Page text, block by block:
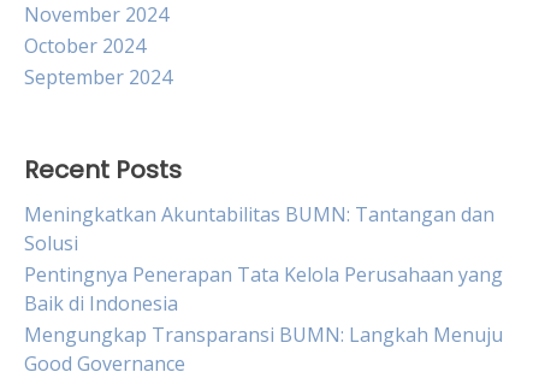
November 2024
October 2024
September 2024
Recent Posts
Meningkatkan Akuntabilitas BUMN: Tantangan dan
Solusi
Pentingnya Penerapan Tata Kelola Perusahaan yang
Baik di Indonesia
Mengungkap Transparansi BUMN: Langkah Menuju
Good Governance